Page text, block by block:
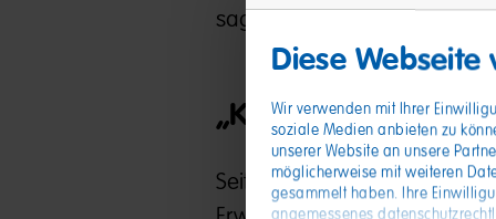
Diese
Wir verwenden mit Ihrer
soziale Medien anbieten zu
unserer Website an unsere
möglicherweise mit weiteren
gesammelt haben. Ihre
angemessenes
sagt Holger Lackhoff, Chief
„Kids‘ Voices“ mit
Seit Jahren erfreut sich